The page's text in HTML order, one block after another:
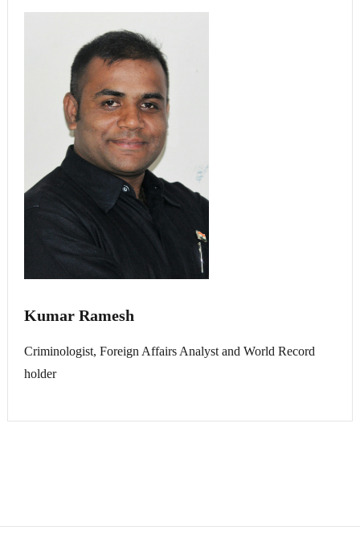
Kumar Ramesh
Criminologist, Foreign Affairs Analyst and World Record
holder